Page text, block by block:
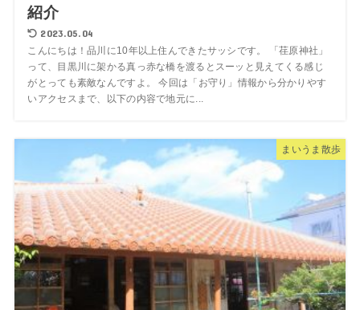
紹介
2023.05.04
こんにちは！品川に10年以上住んできたサッシです。 「荏原神社」
って、目黒川に架かる真っ赤な橋を渡るとスーッと見えてくる感じ
がとっても素敵なんですよ。 今回は「お守り」情報から分かりやす
いアクセスまで、以下の内容で地元に...
まいうま散歩